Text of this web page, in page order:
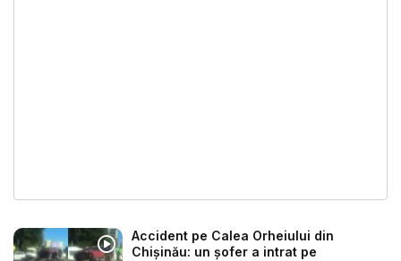
Accident pe Calea Orheiului din
Chișinău: un șofer a intrat pe